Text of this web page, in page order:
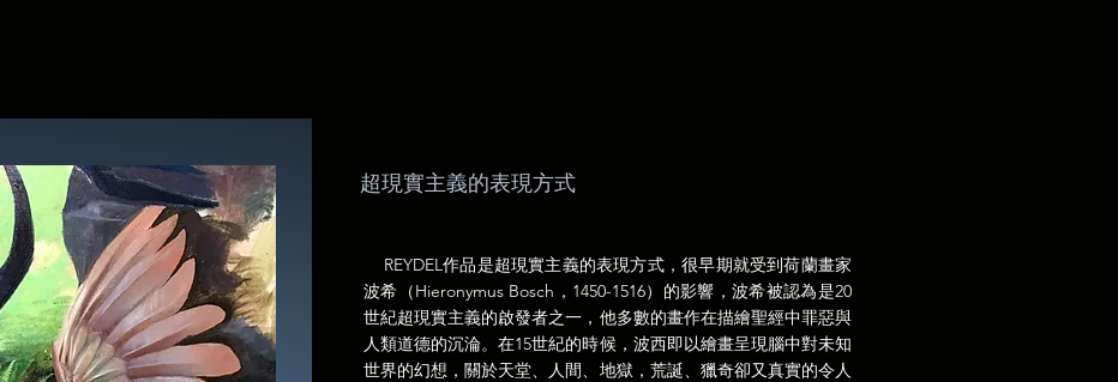
超現實主義的表現方式
REYDEL作品是超現實主義的表現方式，很早期就受到荷蘭畫家
波希（Hieronymus Bosch，1450-1516）的影響，波希被認為是20
世紀超現實主義的啟發者之一，他多數的畫作在描繪聖經中罪惡與
人類道德的沉淪。在15世紀的時候，波西即以繪畫呈現腦中對未知
世界的幻想，關於天堂、人間、地獄，荒誕、獵奇卻又真實的令人